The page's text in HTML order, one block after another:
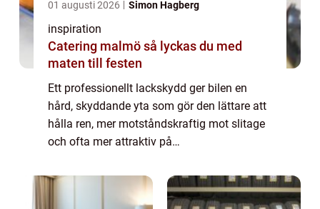
01 augusti 2026 Simon Hagberg
inspiration
Catering malmö så lyckas du med
maten till festen
Ett professionellt lackskydd ger bilen en
hård, skyddande yta som gör den lättare att
hålla ren, mer motståndskraftig mot slitage
och ofta mer attraktiv på
kuststad som Göteborg, med salt, regn,
smuts och växlande t...